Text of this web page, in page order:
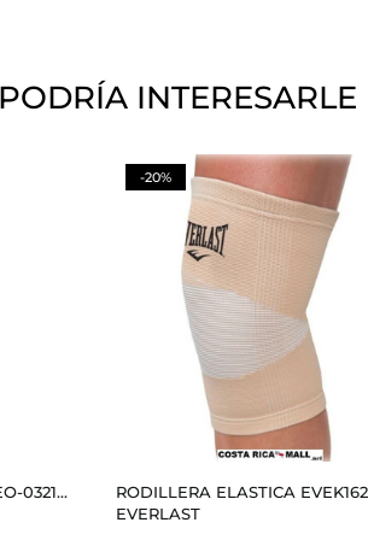
INTERESARLE
0321...
RODILLERA ELASTICA EVEK162
EVERLAST
-20%